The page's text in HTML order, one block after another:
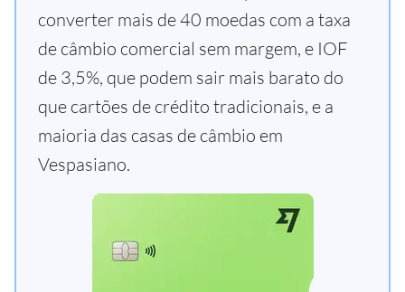
converter mais de 40 moedas com a taxa
de câmbio comercial sem margem, e IOF
de 3,5%, que podem sair mais barato do
que cartões de crédito tradicionais, e a
maioria das casas de câmbio em
Vespasiano.